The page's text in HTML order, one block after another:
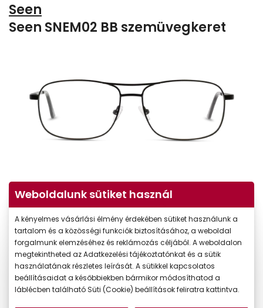
Seen
Seen SNEM02 BB szemüvegkeret
-30%
Weboldalunk sütiket használ
A kényelmes vásárlási élmény érdekében sütiket használunk a
tartalom és a közösségi funkciók biztosításához, a weboldal
forgalmunk elemzéséhez és reklámozás céljából. A weboldalon
megtekintheted az Adatkezelési tájékoztatónkat és a sütik
használatának részletes leírását. A sütikkel kapcsolatos
beállításaidat a későbbiekben bármikor módosíthatod a
láblécben található Süti (Cookie) beállítások feliratra kattintva.